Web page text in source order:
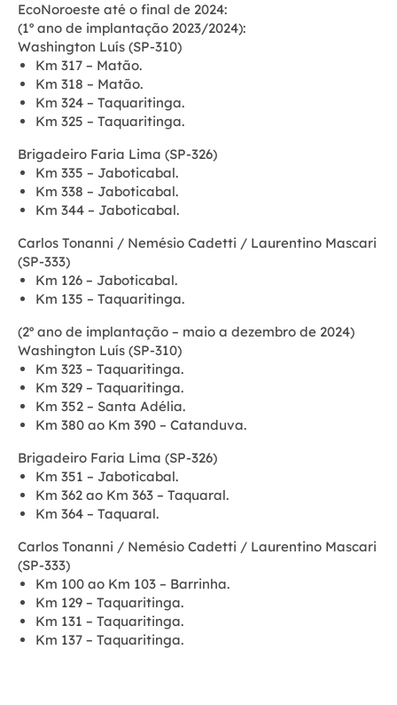
EcoNoroeste até o final de 2024:
(1º ano de implantação 2023/2024):
Washington Luís (SP-310)
Km 317 – Matão.
Km 318 – Matão.
Km 324 – Taquaritinga.
Km 325 – Taquaritinga.
Brigadeiro Faria Lima (SP-326)
Km 335 – Jaboticabal.
Km 338 – Jaboticabal.
Km 344 – Jaboticabal.
Carlos Tonanni / Nemésio Cadetti / Laurentino Mascari
(SP-333)
Km 126 – Jaboticabal.
Km 135 – Taquaritinga.
(2º ano de implantação – maio a dezembro de 2024)
Washington Luís (SP-310)
Km 323 – Taquaritinga.
Km 329 – Taquaritinga.
Km 352 – Santa Adélia.
Km 380 ao Km 390 – Catanduva.
Brigadeiro Faria Lima (SP-326)
Km 351 – Jaboticabal.
Km 362 ao Km 363 – Taquaral.
Km 364 – Taquaral.
Carlos Tonanni / Nemésio Cadetti / Laurentino Mascari
(SP-333)
Km 100 ao Km 103 – Barrinha.
Km 129 – Taquaritinga.
Km 131 – Taquaritinga.
Km 137 – Taquaritinga.